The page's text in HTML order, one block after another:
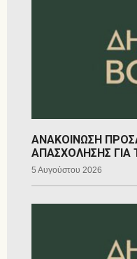
ΑΝΑΚΟΙΝΩΣΗ
ΑΠΑΣΧΟΛΗΣΗΣ
5 Αυγούστου 2026